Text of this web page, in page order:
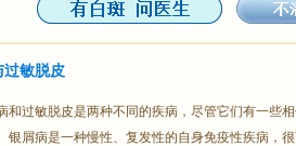
过敏脱皮
和过敏脱皮是两种不同的疾病，尽管它们有一些
银屑病是一种慢性、复发性的自身免疫性疾病，很